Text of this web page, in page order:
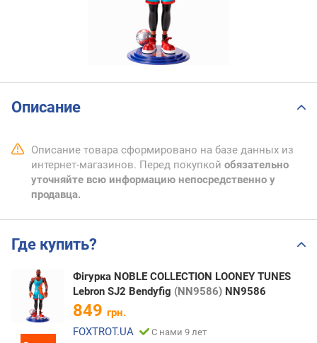
Описание
Описание товара сформировано на базе данных из
интернет-магазинов. Перед покупкой обязательно
уточняйте всю информацию непосредственно у
продавца.
Где купить?
Фігурка NOBLE COLLECTION LOONEY TUNES
Lebron SJ2 Bendyfig (NN9586) NN9586
849 грн.
FOXTROT.UA
С нами 9 лет